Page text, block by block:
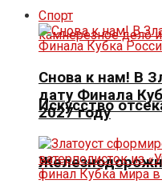
Искусство
Спорт
Снова к нам! В
дату Финала
2027 году